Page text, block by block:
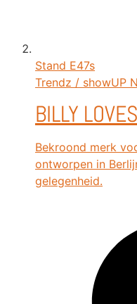
Stand E47s
Trendz / showUP
BILLY
Bekroond merk
ontworpen in
gelegenheid.